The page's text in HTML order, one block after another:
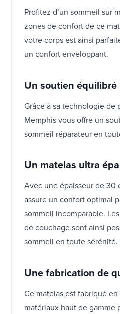
Profitez d’un sommeil sur
zones de confort de ce
votre corps est ainsi
un confort enveloppant.
Un soutien équilibré
Grâce à sa technologie de
Memphis vous offre un
sommeil réparateur en
Un matelas ultra
Avec une épaisseur de 30
assure un confort optimal
sommeil incomparable.
de couchage sont ainsi
sommeil en toute sérénité.
Une fabrication de
Ce matelas est fabriqué
matériaux haut de gamme